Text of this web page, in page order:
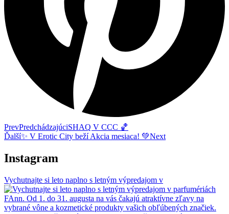
PrevPredchádzajúciSHAQ V CCC 🏀
Ďalší✨ V Erotic City beží Akcia mesiaca! 💚Next
Instagram
Vychutnajte si leto naplno s letným výpredajom v